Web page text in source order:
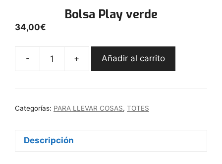
Bolsa Play verde
34,00€
-
Bolsa
verde
+ Añadir al carrito
Categorías: PARA LLEVAR COSAS, TOTES
Descripción